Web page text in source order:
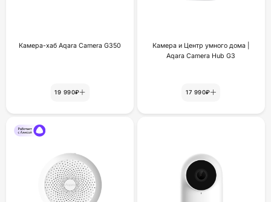
Камера-хаб Aqara Camera G350
19 990₽
Камера и Центр умного дома |
Aqara Camera Hub G3
17 990₽